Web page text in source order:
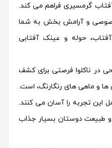
گرمسیری فراهم می کند.
و آرامش بخش به شما
حوله و عینک آفتابی
در ناکلوا فرصتی برای کشف
ها و ماهی های رنگارنگ، است.
این تجربه را آسان می کنند.
و طبیعت دوستان بسیار جذاب